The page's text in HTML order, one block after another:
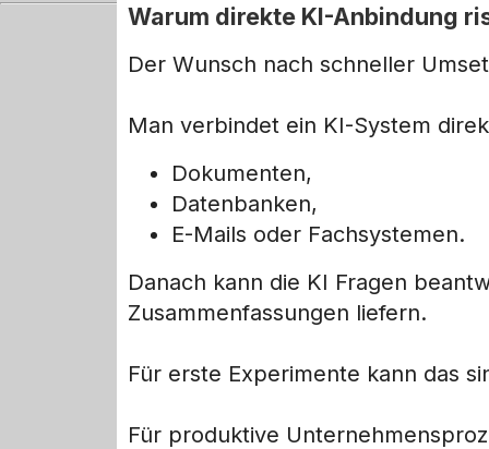
Warum direkte KI-Anbindung
Der Wunsch nach schneller
Man verbindet ein KI-System
Dokumenten,
Datenbanken,
E-Mails oder Fachsystemen.
Danach kann die KI Fragen
Zusammenfassungen liefern.
Für erste Experimente kann das
Für produktive